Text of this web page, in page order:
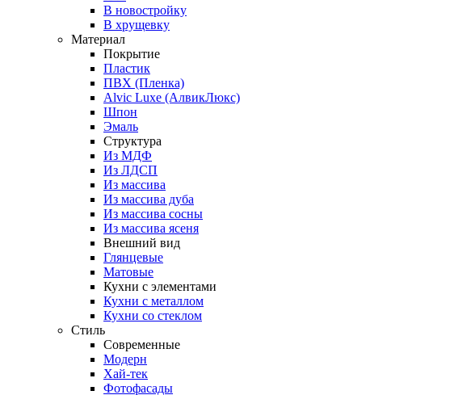
В новостройку
В хрущевку
Материал
Покрытие
Пластик
ПВХ (Пленка)
Alvic Luxe (АлвикЛюкс)
Шпон
Эмаль
Структура
Из МДФ
Из ЛДСП
Из массива
Из массива дуба
Из массива сосны
Из массива ясеня
Внешний вид
Глянцевые
Матовые
Кухни с элементами
Кухни с металлом
Кухни со стеклом
Стиль
Современные
Модерн
Хай-тек
Фотофасады